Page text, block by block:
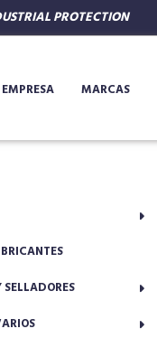
PROTECTION
EMPRESA MARCAS